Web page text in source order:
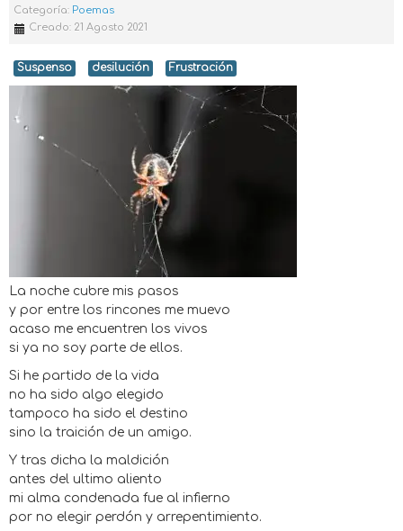
Categoría: Poemas
Creado: 21 Agosto 2021
Suspenso desilución Frustración
La noche cubre mis pasos
y por entre los rincones me muevo
acaso me encuentren los vivos
si ya no soy parte de ellos.
Si he partido de la vida
no ha sido algo elegido
tampoco ha sido el destino
sino la traición de un amigo.
Y tras dicha la maldición
antes del ultimo aliento
mi alma condenada fue al infierno
por no elegir perdón y arrepentimiento.